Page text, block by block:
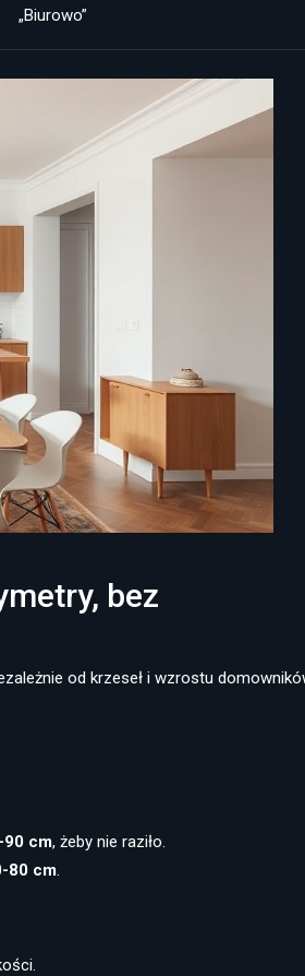
„biurowo”
bez
od krzeseł i wzrostu
90 cm, żeby nie raziło.
80 cm.